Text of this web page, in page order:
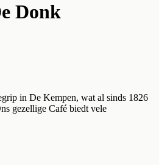
Donk
in De Kempen, wat al sinds 1826
gezellige Café biedt vele